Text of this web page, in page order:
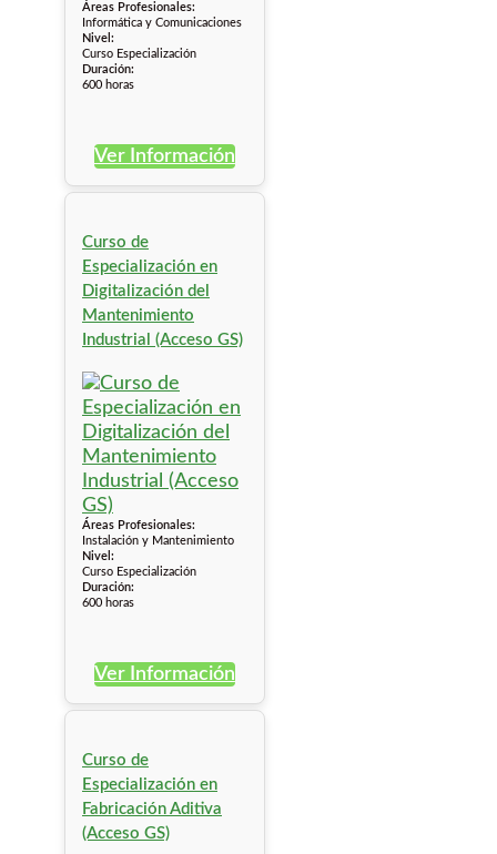
Áreas Profesionales:
Informática y Comunicaciones
Nivel:
Curso Especialización
Duración:
600 horas
Ver Información
Curso de
Especialización en
Digitalización del
Mantenimiento
Industrial (Acceso GS)
Áreas Profesionales:
Instalación y Mantenimiento
Nivel:
Curso Especialización
Duración:
600 horas
Ver Información
Curso de
Especialización en
Fabricación Aditiva
(Acceso GS)